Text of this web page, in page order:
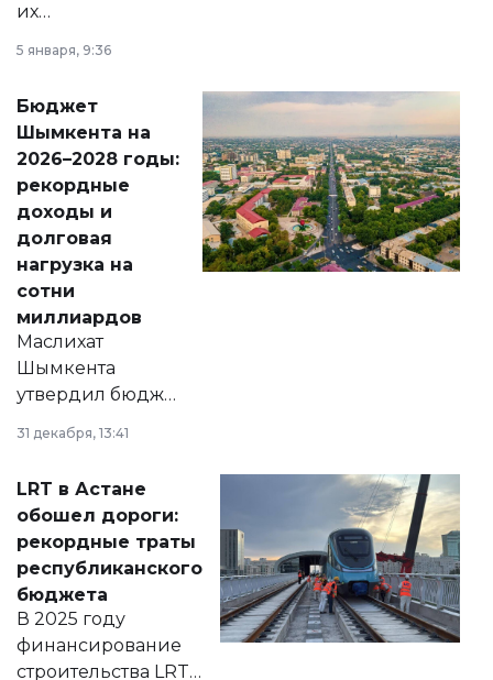
их
принести
народу
Венесуэлы.
5 января, 9:36
Бюджет
Шымкента на
2026–2028 годы:
рекордные
доходы и
долговая
нагрузка на
сотни
миллиардов
Маслихат
Шымкента
утвердил бюджет
города на 2026–
2028 годы.
документ
появился в базе
нормативных
правовых актов и
на сайте маслихат
города.
31 декабря, 13:41
LRT в Астане
обошел дороги:
рекордные траты
республиканского
бюджета
В 2025 году
финансирование
строительства LRT